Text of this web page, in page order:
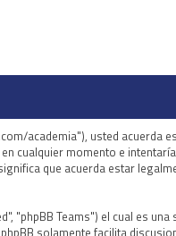
academia"), usted acuerda
cualquier momento e
que acuerda estar
"phpBB Teams") el cual es
solamente facilita